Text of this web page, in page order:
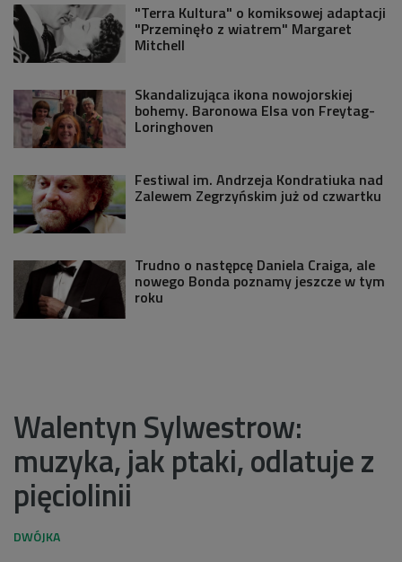
"Terra Kultura" o komiksowej adaptacji
"Przeminęło z wiatrem" Margaret
Mitchell
Skandalizująca ikona nowojorskiej
bohemy. Baronowa Elsa von Freytag-
Loringhoven
Festiwal im. Andrzeja Kondratiuka nad
Zalewem Zegrzyńskim już od czwartku
Trudno o następcę Daniela Craiga, ale
nowego Bonda poznamy jeszcze w tym
roku
Walentyn Sylwestrow:
muzyka, jak ptaki, odlatuje z
pięciolinii